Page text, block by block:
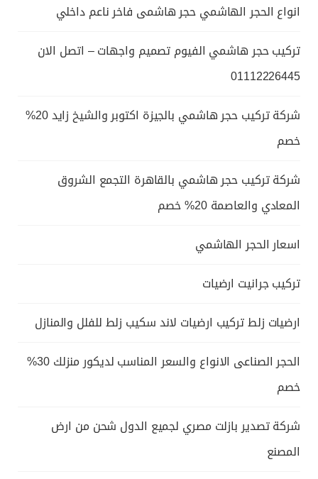
انواع الحجر الهاشمي حجر هاشمى فاخر ناعم داخلي
تركيب حجر هاشمي الفيوم تصميم واجهات – اتصل الان
01112226445
شركة تركيب حجر هاشمي بالجيزة اكتوبر والشيخ زايد 20%
خصم
شركة تركيب حجر هاشمي بالقاهرة التجمع الشروق
المعادي والعاصمة 20% خصم
اسعار الحجر الهاشمي
تركيب جرانيت ارضيات
ارضيات زلط تركيب ارضيات لاند سكيب زلط للفلل والمنازل
الحجر الصناعى الانواع والسعر المناسب لديكور منزلك 30%
خصم
شركة تصدير بازلت مصري لجميع الدول شحن من ارض
المصنع